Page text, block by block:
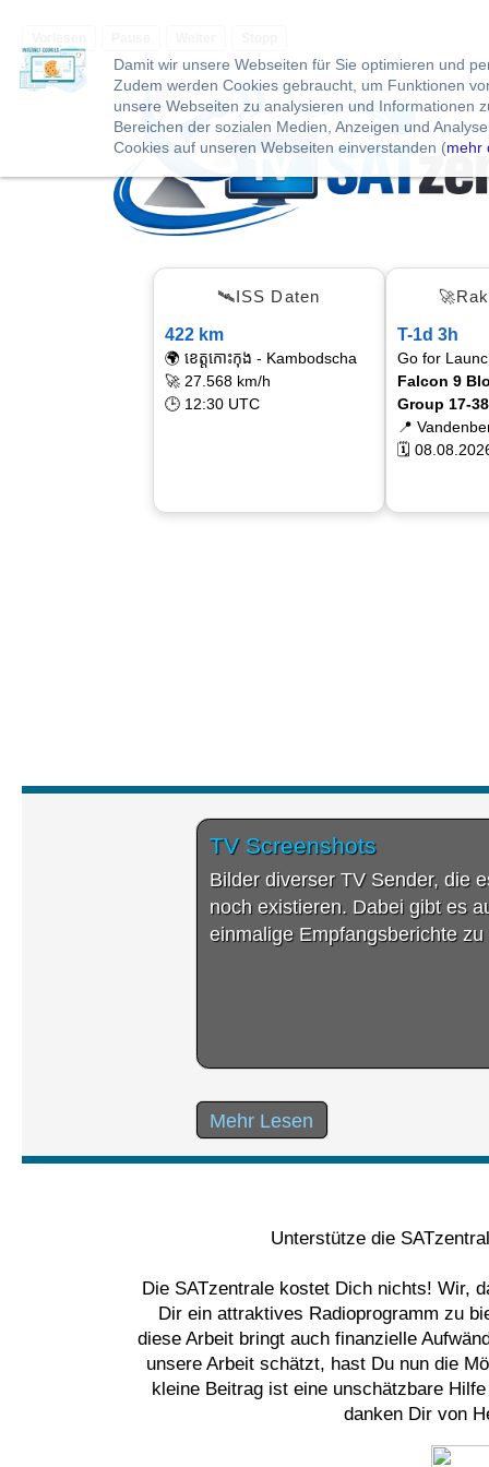
Damit wir unsere Webseiten für Sie optimieren und
Zudem werden Cookies gebraucht, um Funktionen
unsere Webseiten zu analysieren und Informationen
Bereichen der sozialen Medien, Anzeigen und
Cookies auf unseren Webseiten einverstanden (mehr
🛰ISS Daten
422 km
🌍 ខេត្តកោះកុង - Kambodscha
🚀 27.568 km/h
🕒 12:30 UTC
T-1d 3h
Go for
Falcon 9
Group 17-38
📍
🗓
TV Screenshots
Bilder diverser TV Sender, die
noch existieren. Dabei gibt es
einmalige Empfangsberichte
Mehr Lesen
Unterstütze die
Die SATzentrale kostet Dich nichts! Wir,
Dir ein attraktives Radioprogramm zu
diese Arbeit bringt auch finanzielle
unsere Arbeit schätzt, hast Du nun die
kleine Beitrag ist eine unschätzbare
danken Dir von